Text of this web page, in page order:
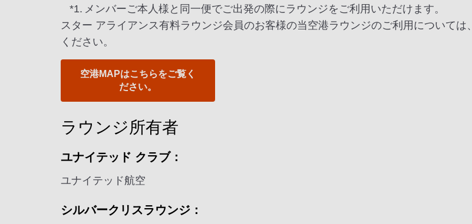
*1. メンバーご本人様と同一便でご出発の際にラウンジをご利用いただけます。
スター アライアンス有料ラウンジ会員のお客様の当空港ラウンジのご利用については、
ください。
空港MAPはこちらをご覧く
ださい。
ラウンジ所有者
ユナイテッド クラブ：
ユナイテッド航空
シルバークリスラウンジ：